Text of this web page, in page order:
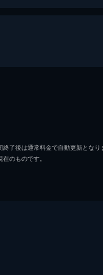
了後は通常料金で自動更新となり
のものです。